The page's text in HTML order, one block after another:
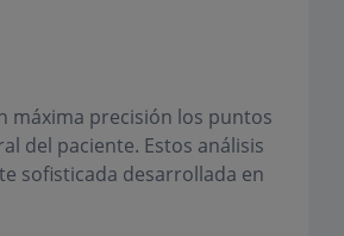
máxima precisión los puntos
del paciente. Estos análisis
sofisticada desarrollada en